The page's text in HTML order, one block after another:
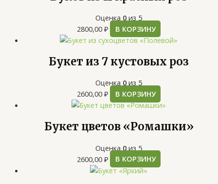
Оценка 0 из 5
2800,00 ₽ В КОРЗИНУ
Букет из 7 кустовых роз
Оценка 0 из 5
2600,00 ₽ В КОРЗИНУ
Букет цветов «Ромашки»
Оценка 0 из 5
2600,00 ₽ В КОРЗИНУ